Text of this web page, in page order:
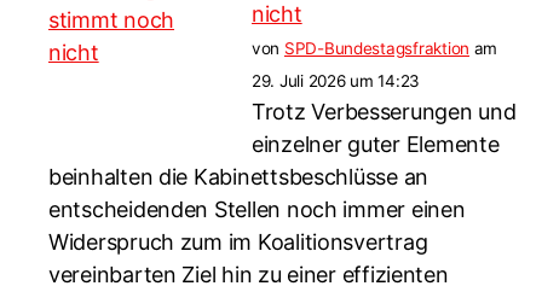
nicht
von SPD-Bundestagsfraktion am
29. Juli 2026 um 14:23
Trotz Verbesserungen und
einzelner guter Elemente
beinhalten die Kabinettsbeschlüsse an
entscheidenden Stellen noch immer einen
Widerspruch zum im Koalitionsvertrag
vereinbarten Ziel hin zu einer effizienten